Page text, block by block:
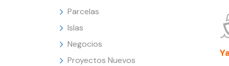
Parcelas
Islas
Negocios
Proyectos Nuevos